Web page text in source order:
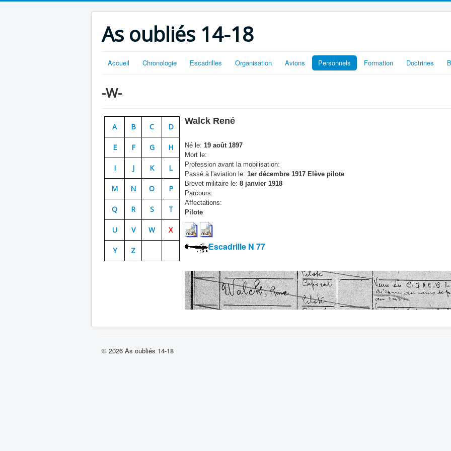
As oubliés 14-18
Accueil Chronologie Escadrilles Organisation Avions Personnels Formation Doctrines
-W-
A B C D
E F G H
I J K L
M N O P
Q R S T
U V W X
Y Z
Walck René
Né le: 19 août 1897
Mort le:
Profession avant la mobilisation:
Passé à l'aviation le: 1er décembre 1917 Elève pilote
Brevet militaire le: 8 janvier 1918
Parcours:
Affectations:
Pilote
Escadrille N 77
© 2026 As oubliés 14-18